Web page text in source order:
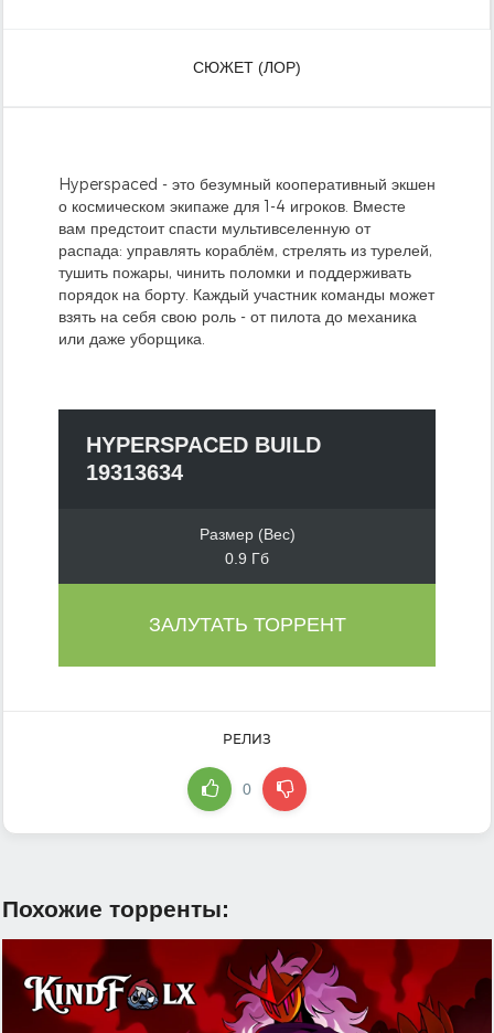
СЮЖЕТ (ЛОР)
Hyperspaced - это безумный кооперативный экшен
о космическом экипаже для 1-4 игроков. Вместе
вам предстоит спасти мультивселенную от
распада: управлять кораблём, стрелять из турелей,
тушить пожары, чинить поломки и поддерживать
порядок на борту. Каждый участник команды может
взять на себя свою роль - от пилота до механика
или даже уборщика.
HYPERSPACED BUILD
19313634
Размер (Вес)
0.9 Гб
ЗАЛУТАТЬ ТОРРЕНТ
РЕЛИЗ
0
Похожие торренты: